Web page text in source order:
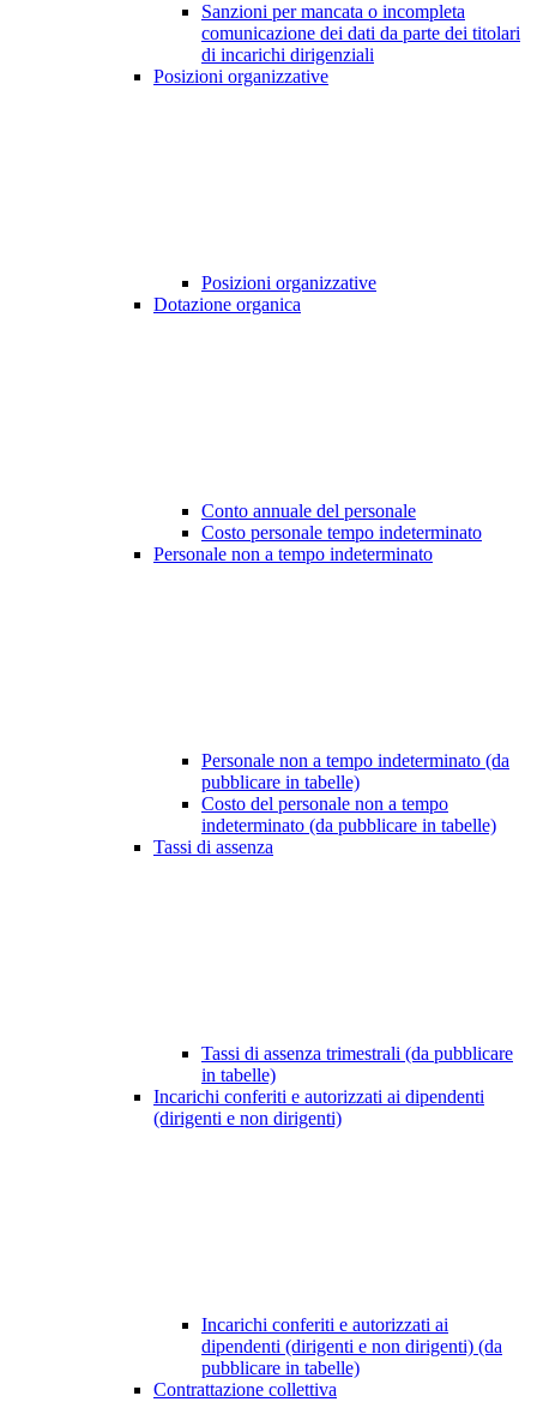
Sanzioni per mancata o incompleta
comunicazione dei dati da parte dei titolari
di incarichi dirigenziali
Posizioni organizzative
Posizioni organizzative
Dotazione organica
Conto annuale del personale
Costo personale tempo indeterminato
Personale non a tempo indeterminato
Personale non a tempo indeterminato (da
pubblicare in tabelle)
Costo del personale non a tempo
indeterminato (da pubblicare in tabelle)
Tassi di assenza
Tassi di assenza trimestrali (da pubblicare
in tabelle)
Incarichi conferiti e autorizzati ai dipendenti
(dirigenti e non dirigenti)
Incarichi conferiti e autorizzati ai
dipendenti (dirigenti e non dirigenti) (da
pubblicare in tabelle)
Contrattazione collettiva